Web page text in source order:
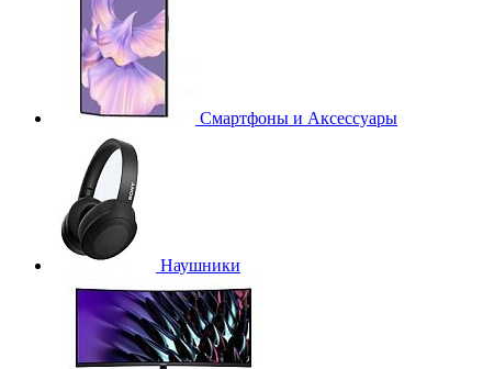
Смартфоны и Аксессуары
Наушники